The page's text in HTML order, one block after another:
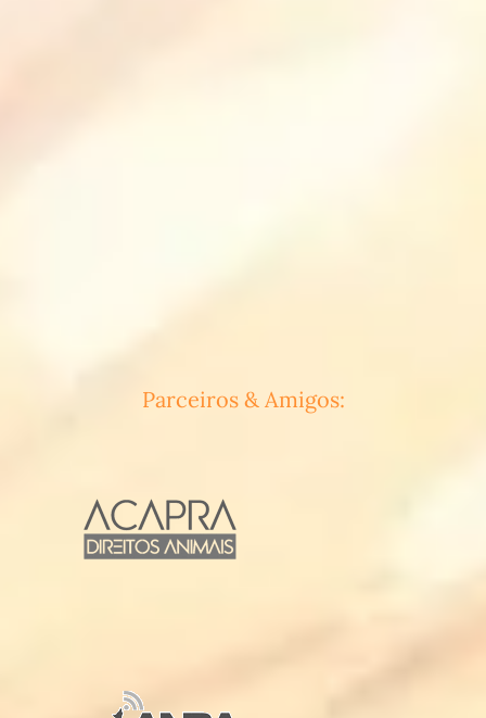
Parceiros & Amigos: